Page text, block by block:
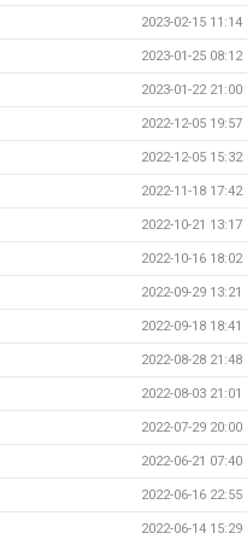
2023-02-15 11:14
2023-01-25 08:12
2023-01-22 21:00
2022-12-05 19:57
2022-12-05 15:32
2022-11-18 17:42
2022-10-21 13:17
2022-10-16 18:02
2022-09-29 13:21
2022-09-18 18:41
2022-08-28 21:48
2022-08-03 21:01
2022-07-29 20:00
2022-06-21 07:40
2022-06-16 22:55
2022-06-14 15:29